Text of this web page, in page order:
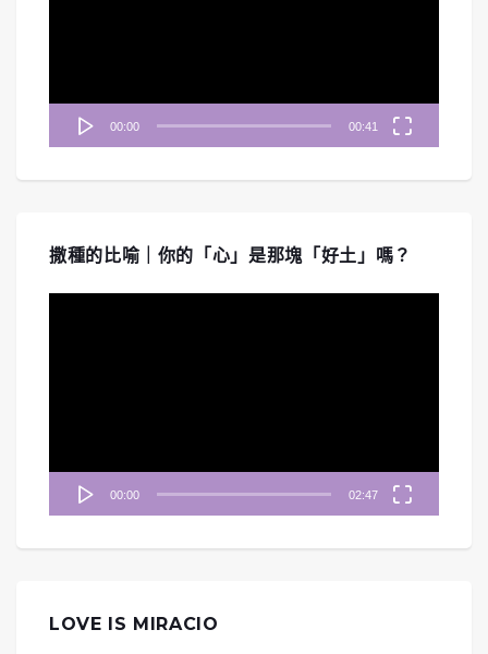
00:00 00:41
撒種的比喻｜你的「心」是那塊「好土」嗎？
00:00 02:47
LOVE IS MIRACIO